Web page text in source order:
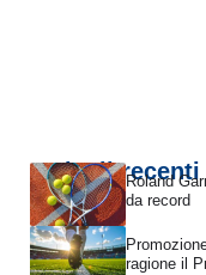
Articoli recenti
Roland
da record
ragione il